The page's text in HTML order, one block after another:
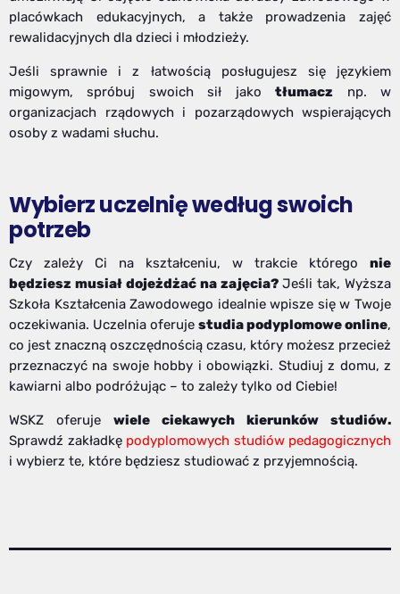
placówkach edukacyjnych, a także prowadzenia zajęć
rewalidacyjnych dla dzieci i młodzieży.
Jeśli sprawnie i z łatwością posługujesz się językiem
migowym, spróbuj swoich sił jakotłumacz np. w
organizacjach rządowych i pozarządowych wspierających
osoby z wadami słuchu.
Wybierz uczelnię według swoich
potrzeb
Czy zależy Ci na kształceniu, w trakcie którego nie
będziesz musiał dojeżdżać na zajęcia? Jeśli tak, Wyższa
Szkoła Kształcenia Zawodowego idealnie wpisze się w Twoje
oczekiwania. Uczelnia oferuje studia podyplomowe online,
co jest znaczną oszczędnością czasu, który możesz przecież
przeznaczyć na swoje hobby i obowiązki. Studiuj z domu, z
kawiarni albo podróżując – to zależy tylko od Ciebie!
WSKZ oferuje wiele ciekawych kierunków studiów.
Sprawdź zakładkę podyplomowych studiów pedagogicznych
i wybierz te, które będziesz studiować z przyjemnością.